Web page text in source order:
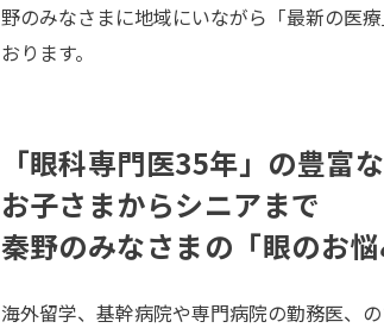
野のみなさまに地域にいながら「最新の医
おります。
「眼科専門医35年」の豊富
お子さまからシニアまで
秦野のみなさまの「眼のお
海外留学、基幹病院や専門病院の勤務医、